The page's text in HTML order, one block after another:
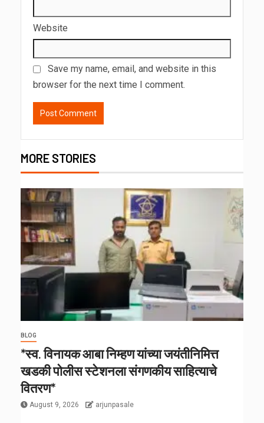
Website
Save my name, email, and website in this
browser for the next time I comment.
MORE STORIES
BLOG
*स्व. विनायक आबा निम्हण यांच्या जयंतीनिमित्त
खडकी पोलीस स्टेशनला संगणकीय साहित्याचे
वितरण*
August 9, 2026 arjunpasale